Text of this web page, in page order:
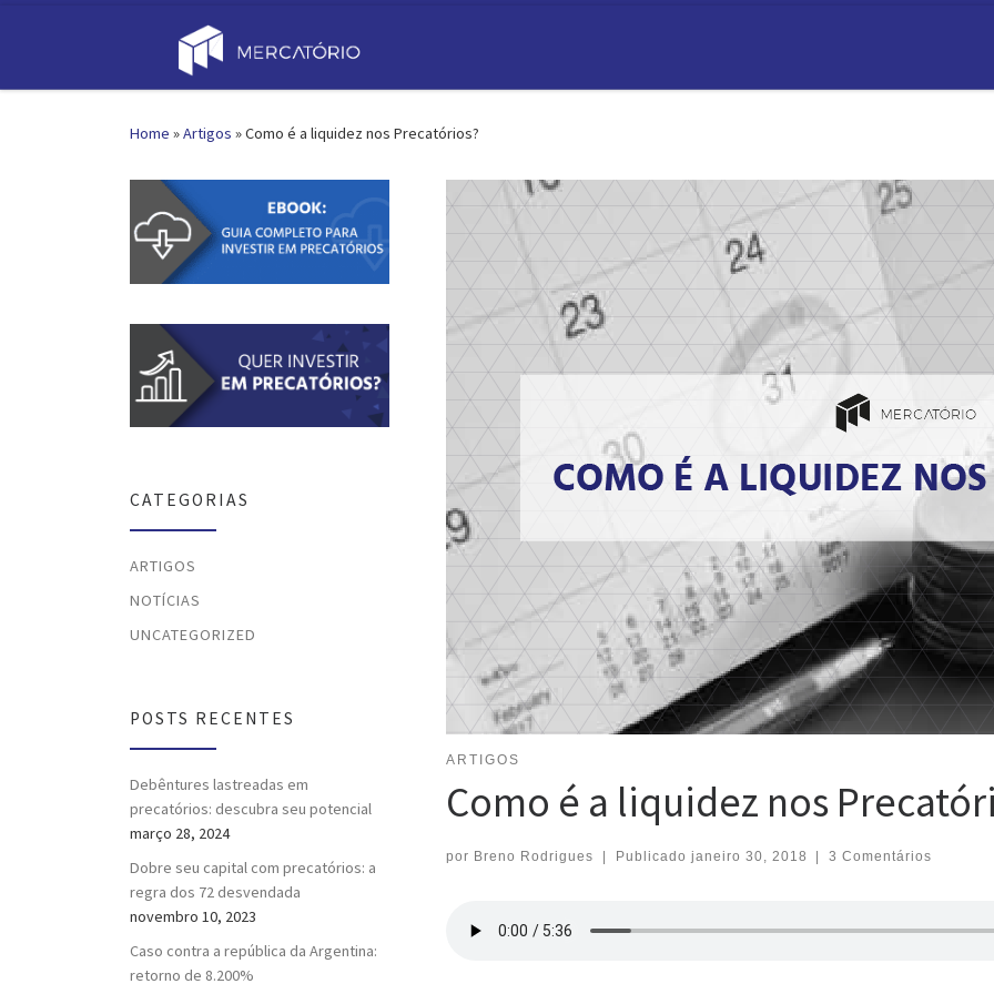
Home »Artigos »Como é a liquidez nos Precatórios?
ARTIGOS
Como é a liquidez nos
por Breno Rodrigues Publicado janeiro 30, 2018 3 Comentários
CATEGORIAS
ARTIGOS
NOTÍCIAS
UNCATEGORIZED
POSTS RECENTES
Debêntures lastreadas em
precatórios: descubra seu potencial
março 28, 2024
Dobre seu capital com precatórios: a
regra dos 72 desvendada
novembro 10, 2023
Caso contra a república da Argentina:
retorno de 8.200%